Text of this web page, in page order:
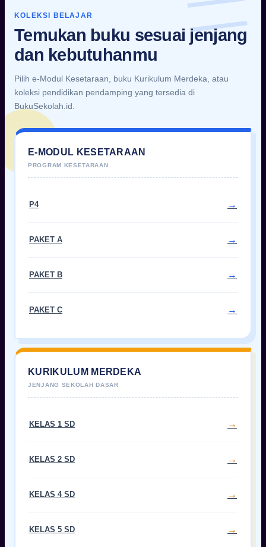
KOLEKSI BELAJAR
Temukan buku sesuai jenjang
dan kebutuhanmu
Pilih e-Modul Kesetaraan, buku Kurikulum Merdeka, atau
koleksi pendidikan pendamping yang tersedia di
BukuSekolah.id.
E-MODUL KESETARAAN
P4
PAKET A
PAKET B
PAKET C
KURIKULUM MERDEKA
KELAS 1 SD
KELAS 2 SD
KELAS 4 SD
KELAS 5 SD